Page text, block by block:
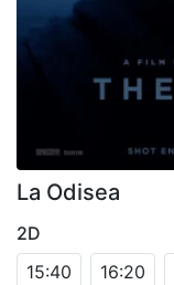
La Odisea
2D
15:40
16:20